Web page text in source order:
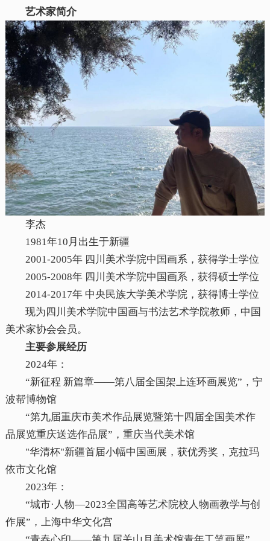
艺术家简介
李杰
1981年10月出生于新疆
2001-2005年 四川美术学院中国画系，获得学士学位
2005-2008年 四川美术学院中国画系，获得硕士学位
2014-2017年 中央民族大学美术学院，获得博士学位
现为四川美术学院中国画与书法艺术学院教师，中国
美术家协会会员。
主要参展经历
2024年：
“新征程 新篇章——第八届全国架上连环画展览”，宁
波帮博物馆
“第九届重庆市美术作品展览暨第十四届全国美术作
品展览重庆送选作品展”，重庆当代美术馆
"华清杯"新疆首届小幅中国画展，获优秀奖，克拉玛
依市文化馆
2023年：
“城市·人物—2023全国高等艺术院校人物画教学与创
作展”，上海中华文化宫